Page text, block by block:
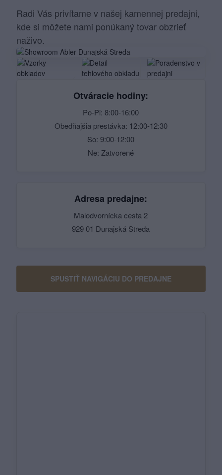
Radi Vás privítame v našej kamennej predajni,
kde si môžete nami ponúkaný tovar obzrieť
naživo.
Otváracie hodiny:
Po-Pi: 8:00-16:00
Obedňajšia prestávka: 12:00-12:30
So: 9:00-12:00
Ne: Zatvorené
Adresa predajne:
Malodvornícka cesta 2
929 01 Dunajská Streda
SPUSTIŤ NAVIGÁCIU DO PREDAJNE